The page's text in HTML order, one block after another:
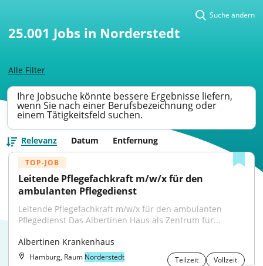
Alle Filter
Suche ändern
25.001 Jobs in Norderstedt
Ihre Jobsuche könnte bessere Ergebnisse liefern,
wenn Sie nach einer Berufsbezeichnung oder
einem Tätigkeitsfeld suchen.
Relevanz Datum Entfernung
TOP-JOB
Leitende Pflegefachkraft m/w/x für den
ambulanten Pflegedienst
Leitende Pflegefachkraft m/w/x für den ambulanten
Pflegedienst Das Albertinen Haus als Zentrum für...
Albertinen Krankenhaus
Hamburg, Raum Norderstedt Teilzeit Vollzeit